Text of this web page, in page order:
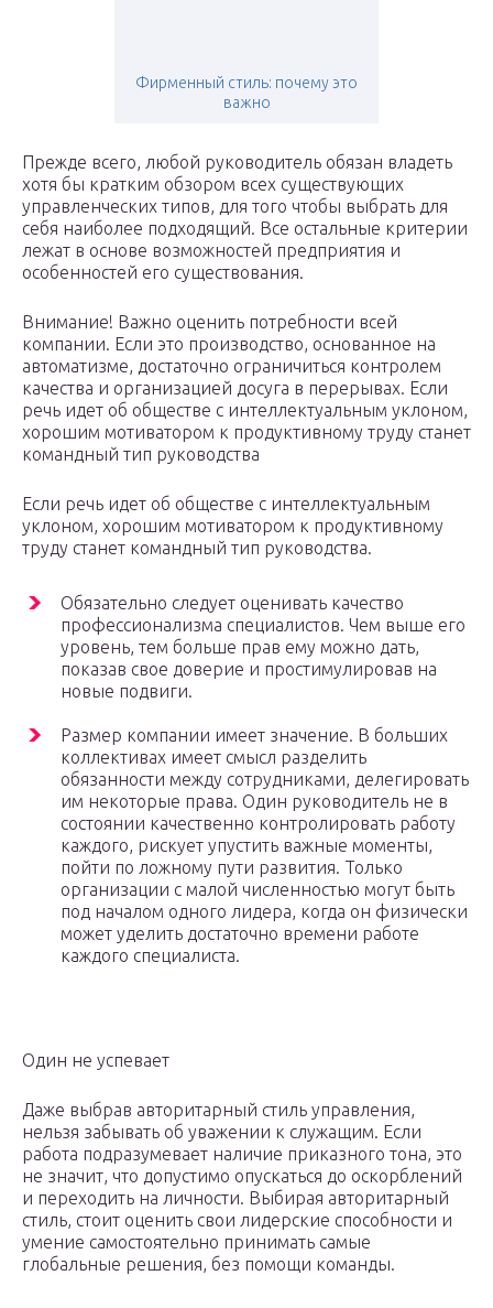
Фирменный стиль: почему это
важно
Прежде всего, любой руководитель обязан владеть
хотя бы кратким обзором всех существующих
управленческих типов, для того чтобы выбрать для
себя наиболее подходящий. Все остальные критерии
лежат в основе возможностей предприятия и
особенностей его существования.
Внимание! Важно оценить потребности всей
компании. Если это производство, основанное на
автоматизме, достаточно ограничиться контролем
качества и организацией досуга в перерывах. Если
речь идет об обществе с интеллектуальным уклоном,
хорошим мотиватором к продуктивному труду станет
командный тип руководства
Если речь идет об обществе с интеллектуальным
уклоном, хорошим мотиватором к продуктивному
труду станет командный тип руководства.
Обязательно следует оценивать качество
профессионализма специалистов. Чем выше его
уровень, тем больше прав ему можно дать,
показав свое доверие и простимулировав на
новые подвиги.
Размер компании имеет значение. В больших
коллективах имеет смысл разделить
обязанности между сотрудниками, делегировать
им некоторые права. Один руководитель не в
состоянии качественно контролировать работу
каждого, рискует упустить важные моменты,
пойти по ложному пути развития. Только
организации с малой численностью могут быть
под началом одного лидера, когда он физически
может уделить достаточно времени работе
каждого специалиста.
Один не успевает
Даже выбрав авторитарный стиль управления,
нельзя забывать об уважении к служащим. Если
работа подразумевает наличие приказного тона, это
не значит, что допустимо опускаться до оскорблений
и переходить на личности. Выбирая авторитарный
стиль, стоит оценить свои лидерские способности и
умение самостоятельно принимать самые
глобальные решения, без помощи команды.